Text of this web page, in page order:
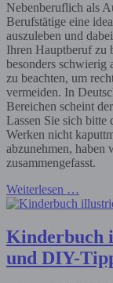
Nebenberuflich als
Berufstätige eine
auszuleben und
Ihren Hauptberuf zu
besonders schwierig
zu beachten, um
vermeiden. In
Bereichen scheint
Lassen Sie sich bitte
Werken nicht
abzunehmen,
zusammengefasst.
Weiterlesen …
Kinderbuch
und DIY-